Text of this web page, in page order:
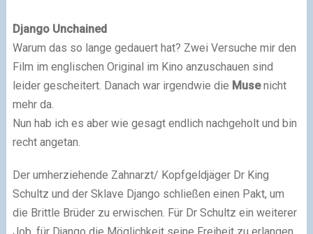
Django Unchained
Warum das so lange gedauert hat? Zwei Versuche mir den
Film im englischen Original im Kino anzuschauen sind
leider gescheitert. Danach war irgendwie die Musenicht
mehr da.
Nun hab ich es aber wie gesagt endlich nachgeholt und bin
recht angetan.
Der umherziehende Zahnarzt/ Kopfgeldjäger Dr King
Schultz und der Sklave Django schließen einen Pakt, um
die Brittle Brüder zu erwischen. Für Dr Schultz ein weiterer